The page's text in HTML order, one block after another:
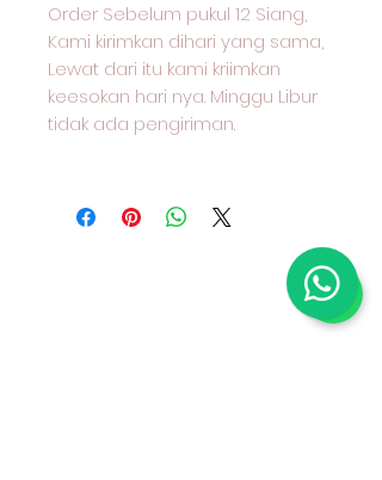
Order Sebelum pukul 12 Siang,
Kami kirimkan dihari yang sama,
Lewat dari itu kami kriimkan
keesokan hari nya. Minggu Libur
tidak ada pengiriman.